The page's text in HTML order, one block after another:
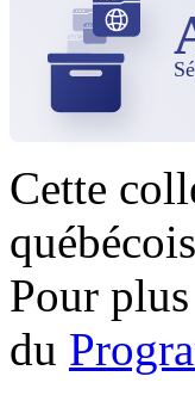
Cette
Pour
du